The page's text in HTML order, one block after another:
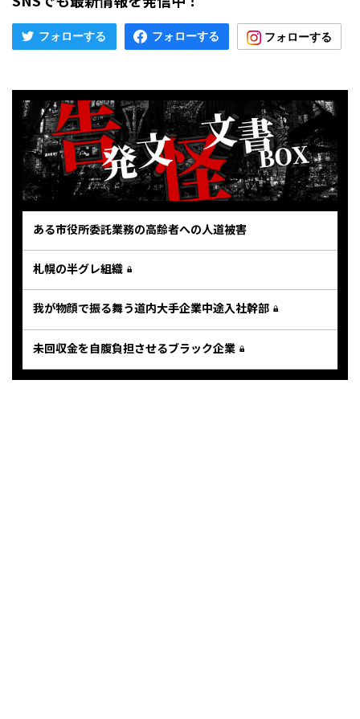
ある市役所委託業務の高齢者への人道被害
札幌の半グレ組織
我が物顔で振る舞う道内大手企業中途入社幹部
未回収金を自腹負担させるブラック企業